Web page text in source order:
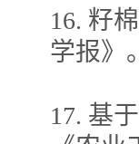
16. 籽
学报
17. 基